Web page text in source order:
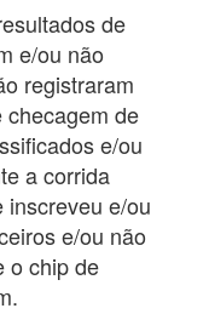
de
e/ou não
registraram
checagem de
e/ou
a corrida
inscreveu e/ou
e/ou não
o chip de